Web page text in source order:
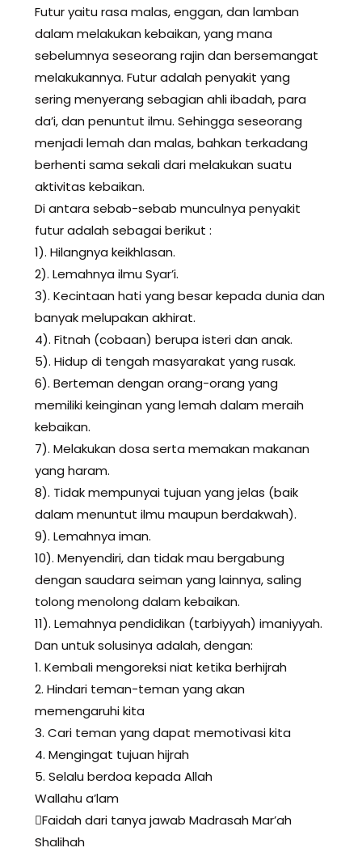
Futur yaitu rasa malas, enggan, dan lamban
dalam melakukan kebaikan, yang mana
sebelumnya seseorang rajin dan bersemangat
melakukannya. Futur adalah penyakit yang
sering menyerang sebagian ahli ibadah, para
da’i, dan penuntut ilmu. Sehingga seseorang
menjadi lemah dan malas, bahkan terkadang
berhenti sama sekali dari melakukan suatu
aktivitas kebaikan.
Di antara sebab-sebab munculnya penyakit
futur adalah sebagai berikut :
1). Hilangnya keikhlasan.
2). Lemahnya ilmu Syar’i.
3). Kecintaan hati yang besar kepada dunia dan
banyak melupakan akhirat.
4). Fitnah (cobaan) berupa isteri dan anak.
5). Hidup di tengah masyarakat yang rusak.
6). Berteman dengan orang-orang yang
memiliki keinginan yang lemah dalam meraih
kebaikan.
7). Melakukan dosa serta memakan makanan
yang haram.
8). Tidak mempunyai tujuan yang jelas (baik
dalam menuntut ilmu maupun berdakwah).
9). Lemahnya iman.
10). Menyendiri, dan tidak mau bergabung
dengan saudara seiman yang lainnya, saling
tolong menolong dalam kebaikan.
11). Lemahnya pendidikan (tarbiyyah) imaniyyah.
Dan untuk solusinya adalah, dengan:
1. Kembali mengoreksi niat ketika berhijrah
2. Hindari teman-teman yang akan
memengaruhi kita
3. Cari teman yang dapat memotivasi kita
4. Mengingat tujuan hijrah
5. Selalu berdoa kepada Allah
Wallahu a’lam
Faidah dari tanya jawab Madrasah Mar’ah
Shalihah